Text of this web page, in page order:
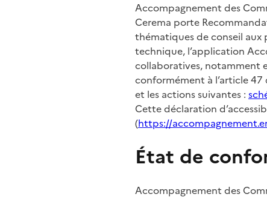
Accompagnement des
Cerema porte
thématiques de conseil aux
technique, l’application
collaboratives, notamment
conformément à l’article
et les actions suivantes :
Cette déclaration
(https://
État de
Accompagnement des